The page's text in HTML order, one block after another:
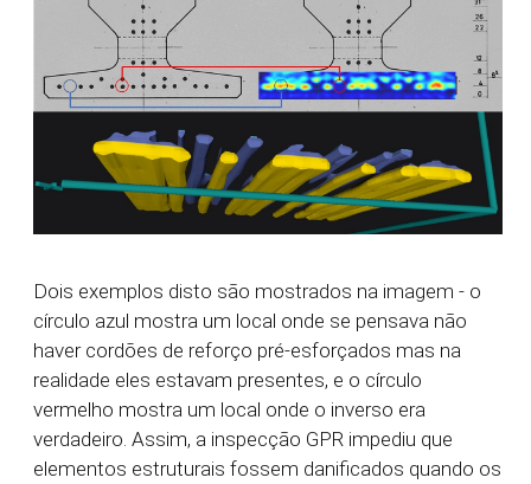
Dois exemplos disto são mostrados na imagem - o
círculo azul mostra um local onde se pensava não
haver cordões de reforço pré-esforçados mas na
realidade eles estavam presentes, e o círculo
vermelho mostra um local onde o inverso era
verdadeiro. Assim, a inspecção GPR impediu que
elementos estruturais fossem danificados quando os